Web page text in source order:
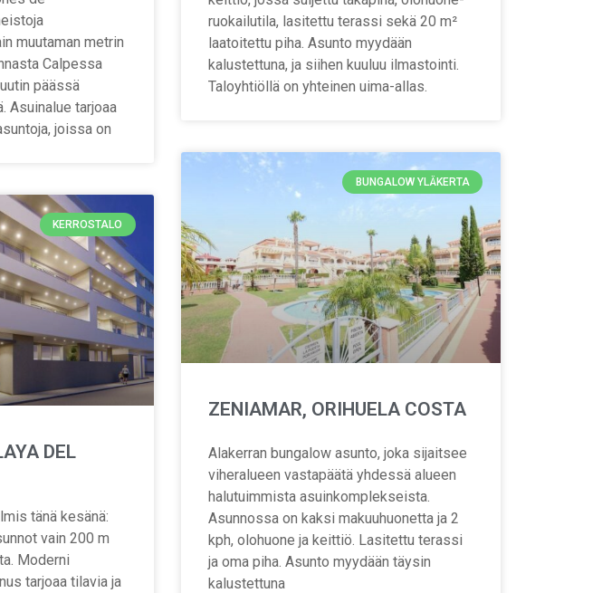
muutaman metrin
Calpessa
päässä
Asuinalue tarjoaa
joissa on
ruokailutila, lasitettu terassi sekä 20 m²
laatoitettu piha. Asunto myydään
kalustettuna, ja siihen kuuluu ilmastointi.
Taloyhtiöllä on yhteinen uima-allas.
KERROSTALO
DEL
tänä kesänä:
vain 200 m
Moderni
tarjoaa tilavia ja
BUNGALOW YLÄKERTA
ZENIAMAR, ORIHUELA COSTA
Alakerran bungalow asunto, joka sijaitsee
viheralueen vastapäätä yhdessä alueen
halutuimmista asuinkomplekseista.
Asunnossa on kaksi makuuhuonetta ja 2
kph, olohuone ja keittiö. Lasitettu terassi
ja oma piha. Asunto myydään täysin
kalustettuna